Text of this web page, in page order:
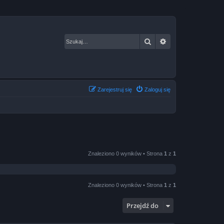
Szukaj
Zaloguj się
Zarejestruj się
Znaleziono 0 wyników • Strona 1 z 1
Znaleziono 0 wyników • Strona 1 z 1
Przejdź do